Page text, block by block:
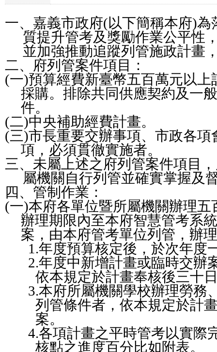
一、嘉義市政府(以下簡稱本府)為
質提升管考及獎勵作業公平性
並加強推動追蹤列管施政計畫
二、府列管案件項目：
(一)預算經費新臺幣五百萬元以
採購。排除共同供應契約及一
件。
(二)中央補助經費計畫。
(三)市長重要交辦事項、市政各
項，必須貫徹實施者。
三、未屬上述之府列管案件項目
屬機關自行列管並確實掌握及
四、管制作業：
(一)本府各單位暨所屬機關辦理
辦理期限內至本府智慧管考系統
案，由本府管考單位列管，辦
1.年度預算核定後，於次年度
2.年度中新增計畫或臨時交辦
依本規定於計畫奉核後三十
3.本府所屬機關學校辦理勞務
列管條件者，依本規定於計
案。
4.各項計畫之平時管考以實際
核點之進度百分比如附表。